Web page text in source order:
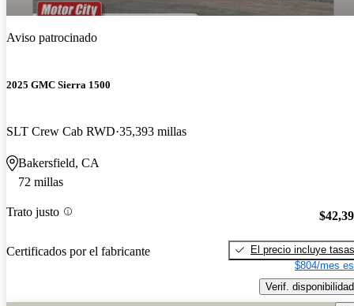
Aviso patrocinado
2025 GMC Sierra 1500
SLT Crew Cab RWD 35,393 millas
Bakersfield, CA
72 millas
Trato justo
Certificados por el fabricante
El precio incluye tasas
$804/mes
Verif. disponibilidad